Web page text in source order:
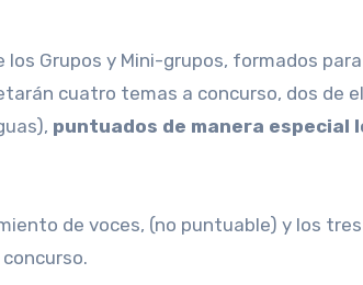
Grupos y Mini-grupos, formados
cuatro temas a concurso, dos de
puntuados de manera especial
de voces, (no puntuable) y los